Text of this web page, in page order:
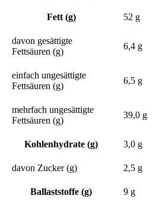
Fett (g) 52 g
davon gesättigte
Fettsäuren (g)
6,4 g
einfach ungesättigte
Fettsäuren (g)
6,5 g
mehrfach ungesättigte
Fettsäuren (g)
39,0 g
Kohlenhydrate (g) 3,0 g
davon Zucker (g) 2,5 g
Ballaststoffe (g) 9 g